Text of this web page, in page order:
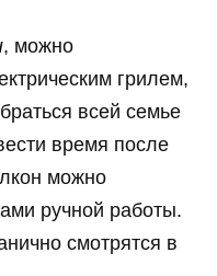
, можно
грилем,
всей семье
время после
можно
ручной работы.
смотрятся в